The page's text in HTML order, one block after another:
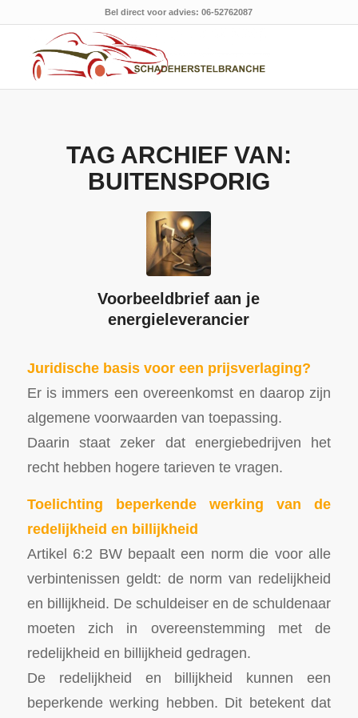
Bel direct voor advies: 06-52762087
TAG ARCHIEF VAN:
BUITENSPORIG
Voorbeeldbrief aan je
energieleverancier
Juridische basis voor een prijsverlaging?
Er is immers een overeenkomst en daarop zijn
algemene voorwaarden van toepassing.
Daarin staat zeker dat energiebedrijven het
recht hebben hogere tarieven te vragen.
Toelichting beperkende werking van de
redelijkheid en billijkheid
Artikel 6:2 BW bepaalt een norm die voor alle
verbintenissen geldt: de norm van redelijkheid
en billijkheid. De schuldeiser en de schuldenaar
moeten zich in overeenstemming met de
redelijkheid en billijkheid gedragen.
De redelijkheid en billijkheid kunnen een
beperkende werking hebben. Dit betekent dat